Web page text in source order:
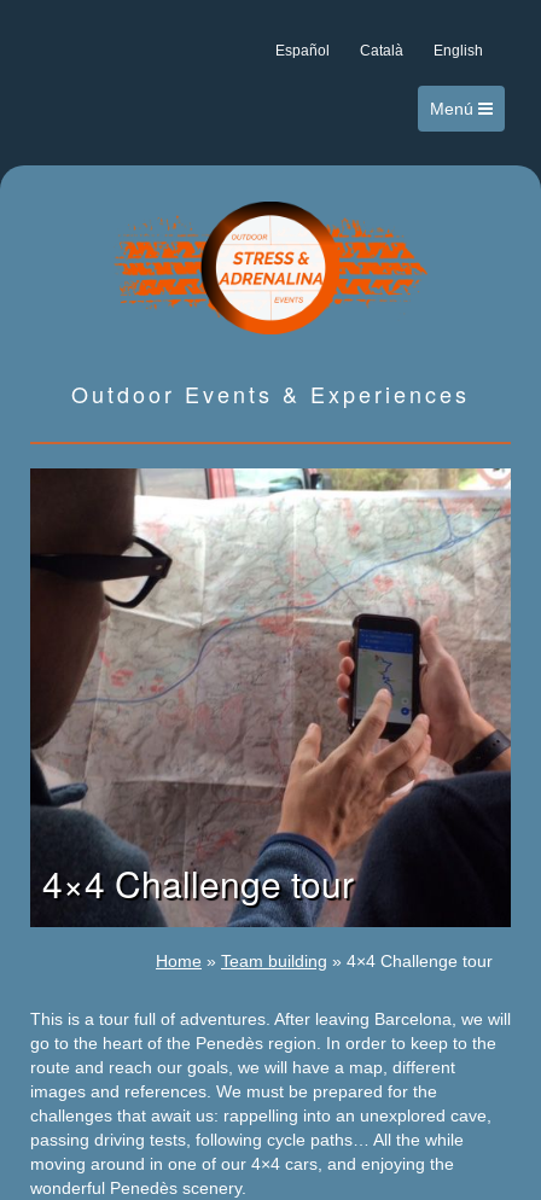
Español Català English
Menú
Outdoor Events & Experiences
4×4 Challenge tour
Home » Team building » 4×4 Challenge tour
This is a tour full of adventures. After leaving Barcelona, ​​we will
go to the heart of the Penedès region. In order to keep to the
route and reach our goals, we will have a map, different
images and references. We must be prepared for the
challenges that await us: rappelling into an unexplored cave,
passing driving tests, following cycle paths… All the while
moving around in one of our 4×4 cars, and enjoying the
wonderful Penedès scenery.